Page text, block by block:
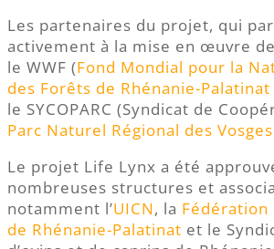
Les partenaires du projet, qui
activement à la mise en œuvre
le WWF (Fond Mondial pour la
des Forêts de Rhénanie-Palatinat
le SYCOPARC (Syndicat de
Parc Naturel Régional des
Le projet Life Lynx a été
nombreuses structures et
notamment l’UICN, la Fédération
de Rhénanie-Palatinat et le